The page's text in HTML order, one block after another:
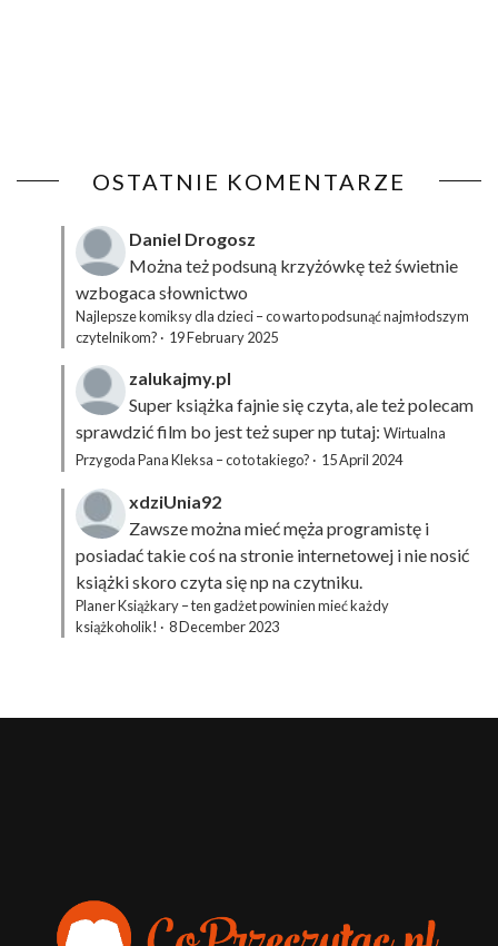
OSTATNIE KOMENTARZE
Daniel Drogosz
Można też podsuną krzyżówkęteż świetnie
wzbogaca słownictwo
Najlepsze komiksy dla dzieci – co warto podsunąć najmłodszym
czytelnikom? · 19 February 2025
zalukajmy.pl
Super książka fajnie się czyta, ale też polecam
sprawdzić film bo jest też super np tutaj: Wirtualna
Przygoda Pana Kleksa – co to takiego? · 15 April 2024
xdziUnia92
Zawsze można mieć męża programistę i
posiadać takie coś na stronie internetowej i nie nosić
książki skoro czyta się np na czytniku.
Planer Książkary – ten gadżet powinien mieć każdy
książkoholik! · 8 December 2023